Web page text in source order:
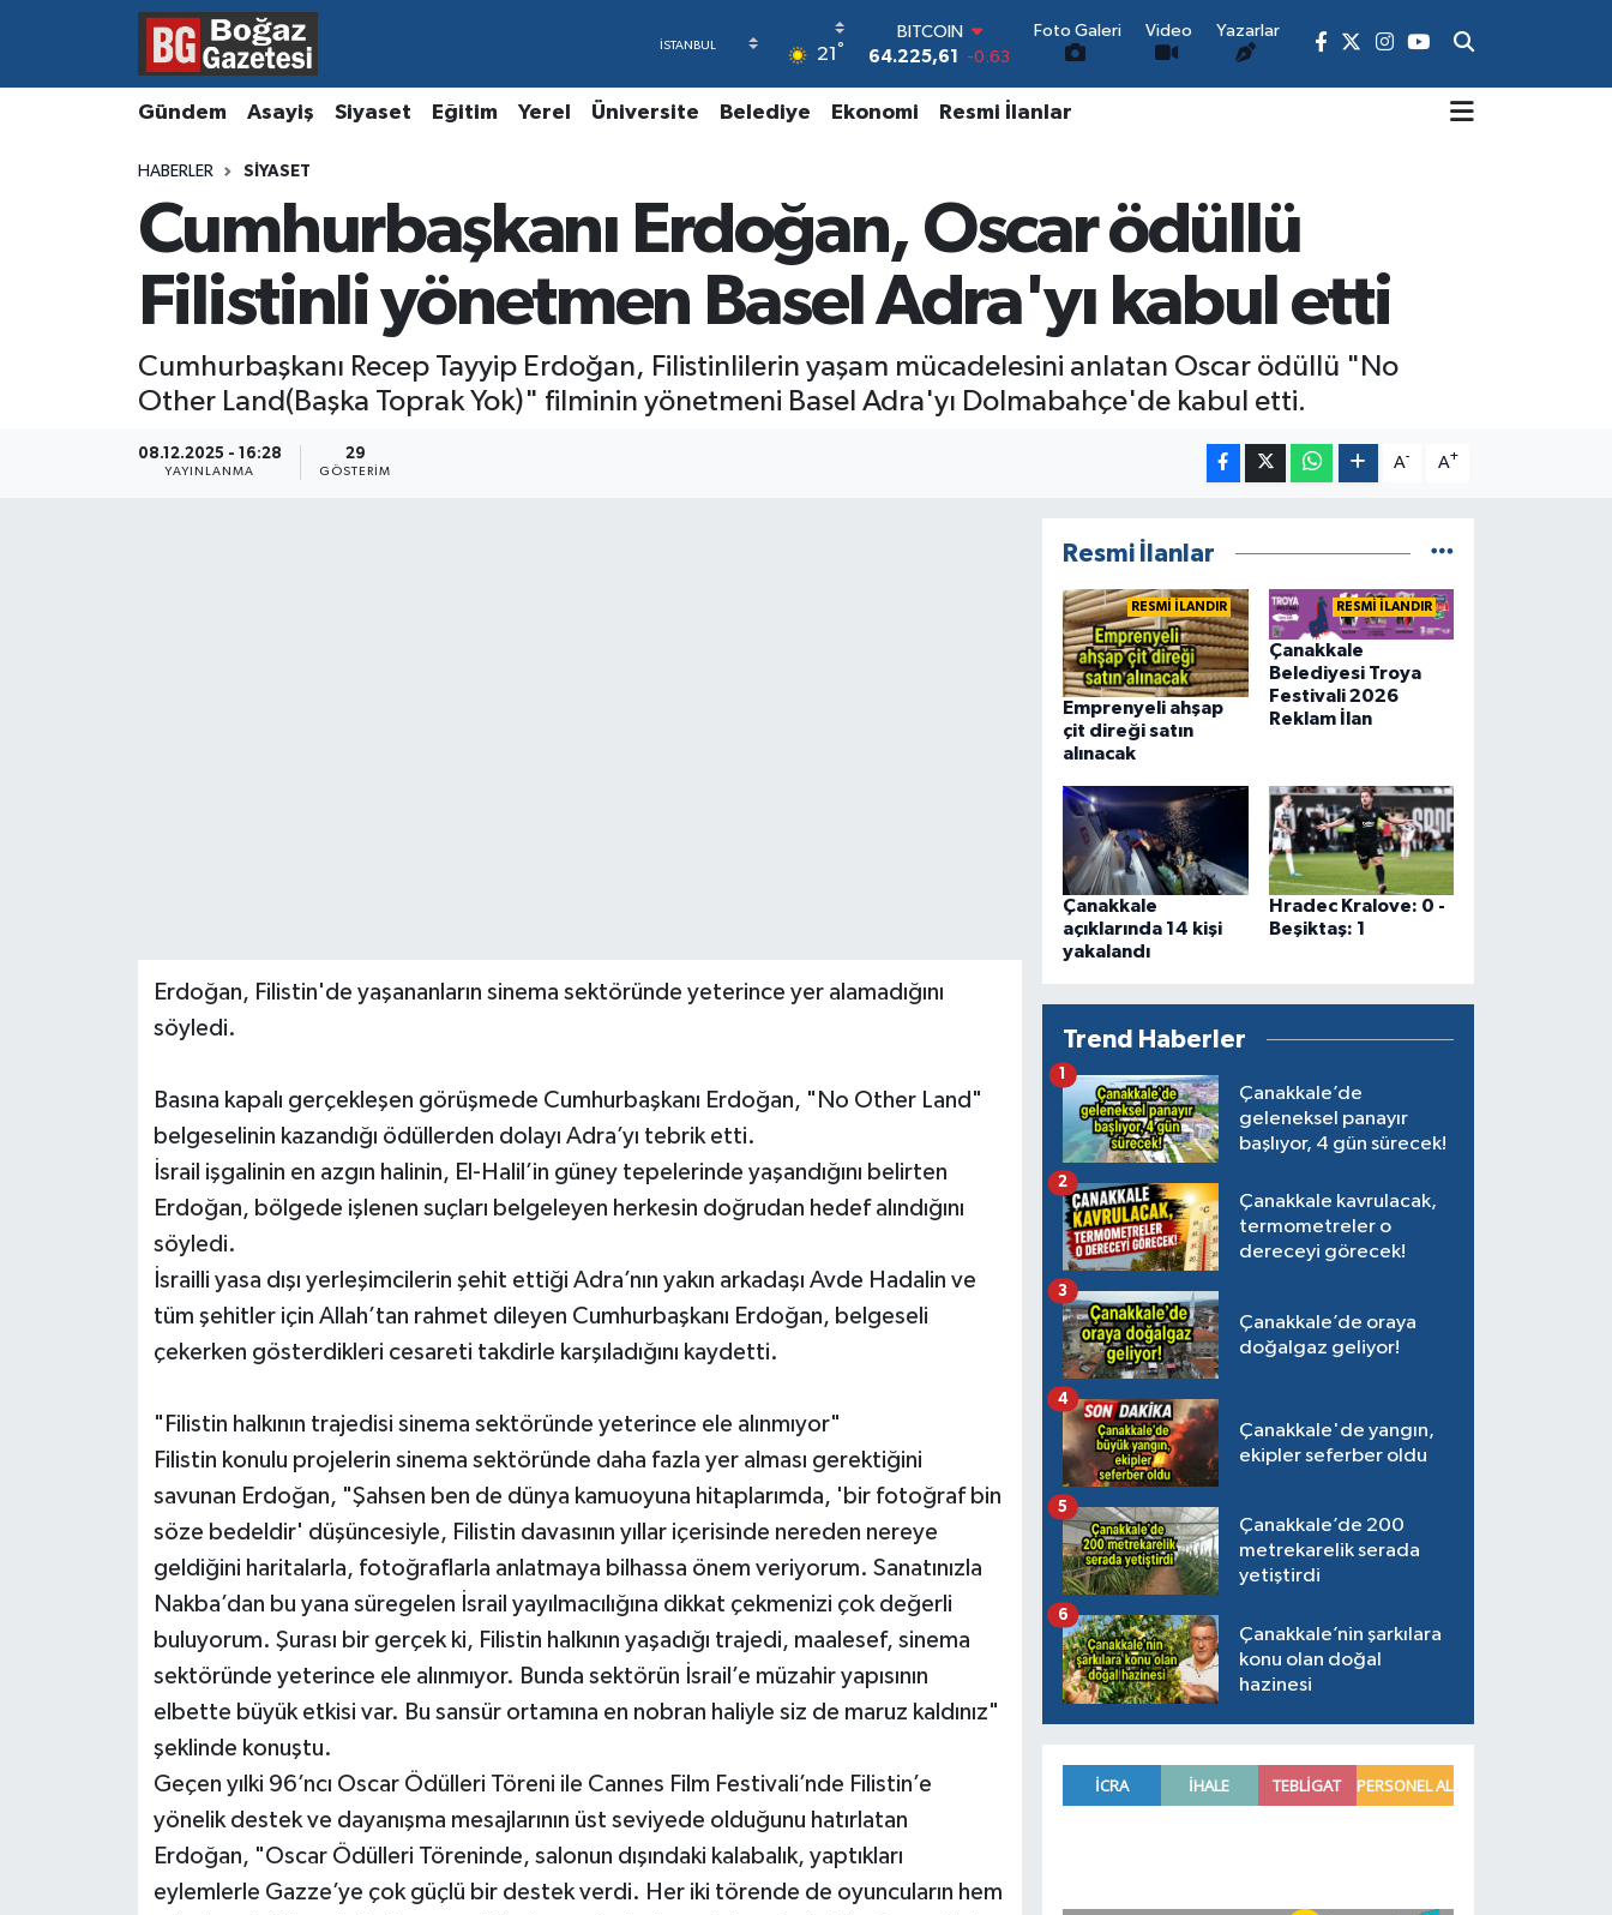
21 °
64.225,61
-0.63
DOLAR
47,7143 0.16
EURO
GRAM ALTIN
6510.40
0.45
BİST100
13.799
70
Foto Galeri Video Yazarlar
Gündem Asayiş Siyaset Eğitim Yerel Üniversite Belediye Ekonomi Resmi İlanlar
HABERLER SIYASET
Cumhurbaşkanı Erdoğan, Oscar ödüllü
Filistinli yönetmen Basel Adra'yı kabul etti
Cumhurbaşkanı Recep Tayyip Erdoğan, Filistinlilerin yaşam mücadelesini anlatan Oscar ödüllü "No
Other Land(Başka Toprak Yok)" filminin yönetmeni Basel Adra'yı Dolmabahçe'de kabul etti.
08.12.2025 - 16:28
YAYINLANMA
29
GÖSTERIM
A- A+
Erdoğan, Filistin'de yaşananların sinema sektöründe yeterince yer alamadığını
söyledi.
Basına kapalı gerçekleşen görüşmede Cumhurbaşkanı Erdoğan, "No Other Land"
belgeselinin kazandığı ödüllerden dolayı Adra’yı tebrik etti.
İsrail işgalinin en azgın halinin, El-Halil’in güney tepelerinde yaşandığını belirten
Erdoğan, bölgede işlenen suçları belgeleyen herkesin doğrudan hedef alındığını
söyledi.
İsrailli yasa dışı yerleşimcilerin şehit ettiği Adra’nın yakın arkadaşı Avde Hadalin ve
tüm şehitler için Allah’tan rahmet dileyen Cumhurbaşkanı Erdoğan, belgeseli
çekerken gösterdikleri cesareti takdirle karşıladığını kaydetti.
"Filistin halkının trajedisi sinema sektöründe yeterince ele alınmıyor"
Filistin konulu projelerin sinema sektöründe daha fazla yer alması gerektiğini
savunan Erdoğan, "Şahsen ben de dünya kamuoyuna hitaplarımda, 'bir fotoğraf bin
söze bedeldir' düşüncesiyle, Filistin davasının yıllar içerisinde nereden nereye
geldiğini haritalarla, fotoğraflarla anlatmaya bilhassa önem veriyorum. Sanatınızla
Nakba’dan bu yana süregelen İsrail yayılmacılığına dikkat çekmenizi çok değerli
buluyorum. Şurası bir gerçek ki, Filistin halkının yaşadığı trajedi, maalesef, sinema
sektöründe yeterince ele alınmıyor. Bunda sektörün İsrail’e müzahir yapısının
elbette büyük etkisi var. Bu sansür ortamına en nobran haliyle siz de maruz kaldınız"
şeklinde konuştu.
Geçen yılki 96’ncı Oscar Ödülleri Töreni ile Cannes Film Festivali’nde Filistin’e
yönelik destek ve dayanışma mesajlarının üst seviyede olduğunu hatırlatan
Erdoğan, "Oscar Ödülleri Töreninde, salonun dışındaki kalabalık, yaptıkları
eylemlerle Gazze’ye çok güçlü bir destek verdi. Her iki törende de oyuncuların hem
Resmi İlanlar
RESMİ İLANDIR
Emprenyeli ahşap
çit direği satın
alınacak
RESMİ İLANDIR
Çanakkale
Belediyesi Troya
Festivali 2026
Reklam İlan
Çanakkale
açıklarında 14 kişi
yakalandı
Hradec Kralove: 0 -
Beşiktaş: 1
Trend Haberler
Çanakkale’de
geleneksel panayır
başlıyor, 4 gün sürecek!
1
Çanakkale kavrulacak,
termometreler o
dereceyi görecek!
2
Çanakkale’de oraya
doğalgaz geliyor!
3
Çanakkale'de yangın,
ekipler seferber oldu
4
Çanakkale’de 200
metrekarelik serada
yetiştirdi
5
Çanakkale’nin şarkılara
konu olan doğal
hazinesi
6
Asayiş
Ekonomi
Gündem
Magazin
Resmi İlanlar
Hava Durumu
Süper Lig Puan Durumu ve Fikstür
Tüm Manşetler
Haber Arşivi